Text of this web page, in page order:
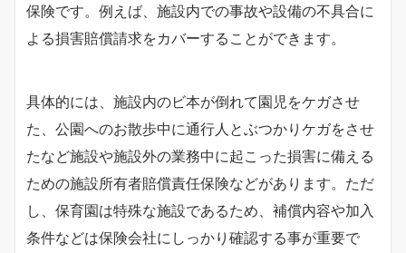
保険です。例えば、施設内での事故や設備の不具合に
よる損害賠償請求をカバーすることができます。
具体的には、施設内のビ本が倒れて園児をケガさせ
た、公園へのお散歩中に通行人とぶつかりケガをさせ
たなど施設や施設外の業務中に起こった損害に備える
ための施設所有者賠償責任保険などがあります。ただ
し、保育園は特殊な施設であるため、補償内容や加入
条件などは保険会社にしっかり確認する事が重要で